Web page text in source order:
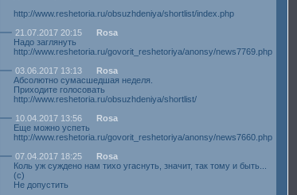
http://www.reshetoria.ru/obsuzhdeniya/shortlist/index.php
21.07.2017 20:15
Rosa
Надо заглянуть
http://www.reshetoria.ru/govorit_reshetoriya/anonsy/news7769.php
03.06.2017 13:13
Rosa
Абсолютно сумасшедшая неделя.
Приходите голосовать
http://www.reshetoria.ru/obsuzhdeniya/shortlist/
10.04.2017 13:56
Rosa
Еще можно успеть
http://www.reshetoria.ru/govorit_reshetoriya/anonsy/news7660.php
07.04.2017 18:25
Rosa
Коль уж суждено нам тихо угаснуть, значит, так тому и быть...
(с)
Не допустить